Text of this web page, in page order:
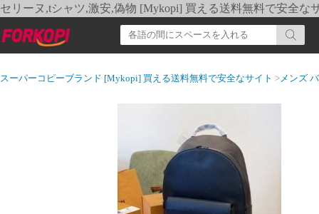
セリーヌ,tシャツ,激安,偽物 [Mykopi] 買える送料無料で安全な
スーパーコピーブランド [Mykopi] 買える送料無料で安全なサイト >メンズ